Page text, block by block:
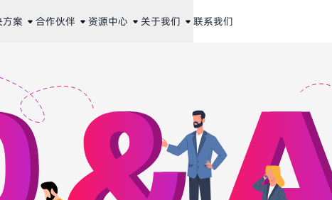
方案 合作伙伴 资源中心 关于我们 联系我们